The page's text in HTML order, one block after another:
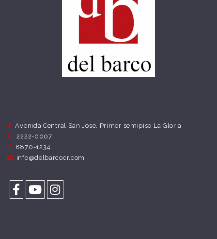
Avenida Central San Jose, Primer semipiso La Gloria
2222-0007
8870-1234
info@delbarcocr.com